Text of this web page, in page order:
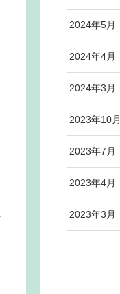
2024年5月
2024年4月
2024年3月
2023年10月
2023年7月
2023年4月
2023年3月